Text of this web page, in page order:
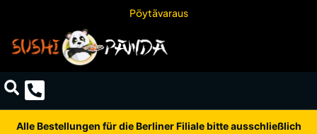
Pöytävaraus
Alle Bestellungen für die Berliner Filiale bitte ausschließlich